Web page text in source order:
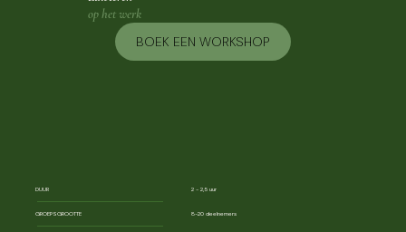
op het werk
BOEK EEN WORKSHOP
DUUR 2 - 2,5 uur
GROEPSGROOTTE 8-20 deelnemers